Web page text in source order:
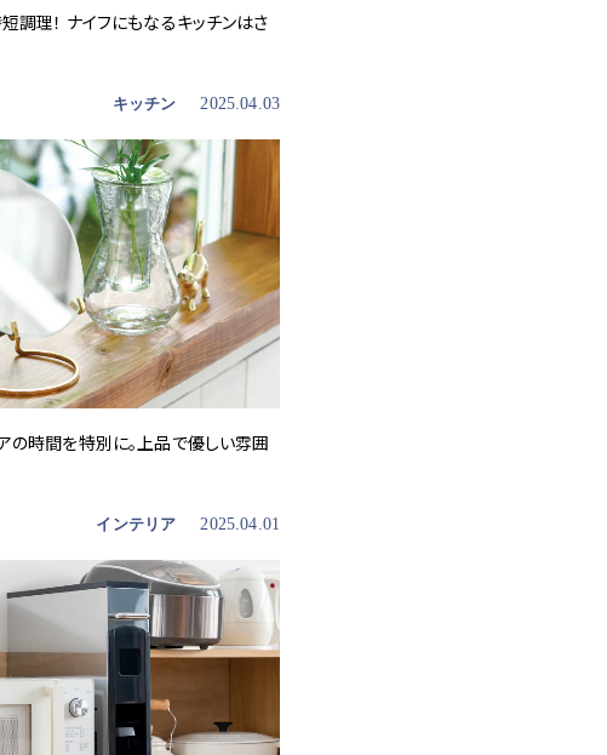
調理！ ナイフにもなるキッチンはさ
キッチン 2025.04.03
の時間を特別に。上品で優しい雰囲
インテリア 2025.04.01